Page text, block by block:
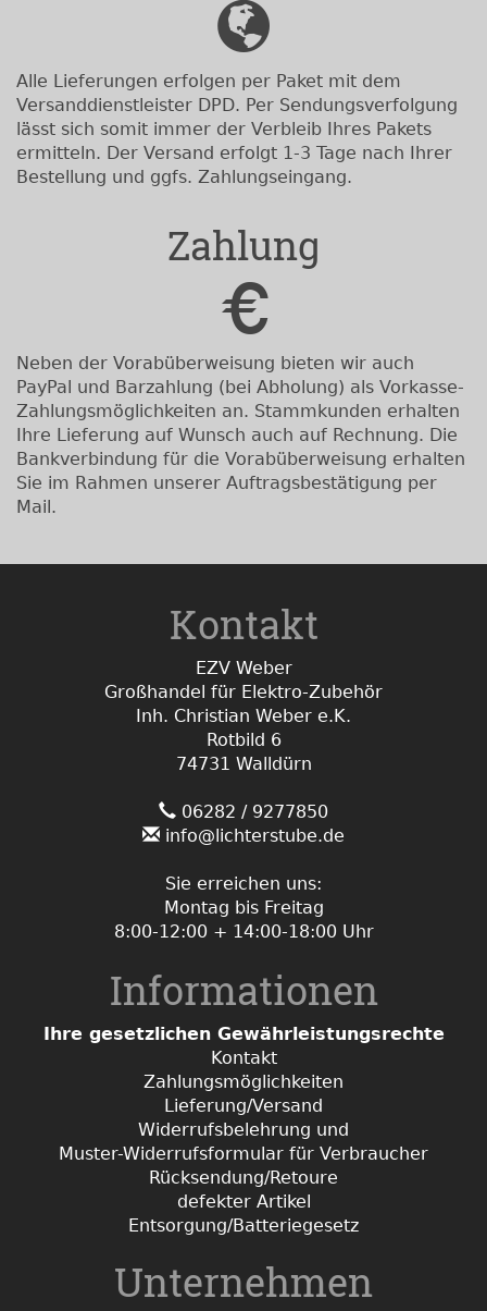
Alle Lieferungen erfolgen per Paket mit dem
Versanddienstleister DPD. Per Sendungsverfolgung
lässt sich somit immer der Verbleib Ihres Pakets
ermitteln. Der Versand erfolgt 1-3 Tage nach Ihrer
Bestellung und ggfs. Zahlungseingang.
Zahlung
Neben der Vorabüberweisung bieten wir auch
PayPal und Barzahlung (bei Abholung) als Vorkasse-
Zahlungsmöglichkeiten an. Stammkunden erhalten
Ihre Lieferung auf Wunsch auch auf Rechnung. Die
Bankverbindung für die Vorabüberweisung erhalten
Sie im Rahmen unserer Auftragsbestätigung per
Mail.
Kontakt
EZV Weber
Großhandel für Elektro-Zubehör
Inh. Christian Weber e.K.
Rotbild 6
74731 Walldürn
06282 / 9277850
info@lichterstube.de
Sie erreichen uns:
Montag bis Freitag
8:00-12:00 + 14:00-18:00 Uhr
Informationen
Ihre gesetzlichen Gewährleistungsrechte
Kontakt
Zahlungsmöglichkeiten
Lieferung/Versand
Widerrufsbelehrung und
Muster-Widerrufsformular für Verbraucher
Rücksendung/Retoure
defekter Artikel
Entsorgung/Batteriegesetz
Unternehmen